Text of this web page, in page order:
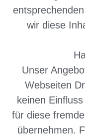
wir diese
Unser
Webseiten
keinen
für diese
übernehmen.